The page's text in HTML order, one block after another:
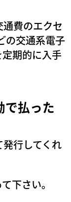
費のエクセ
の交通系電子
期的に入手
で払った
行してくれ
下さい。